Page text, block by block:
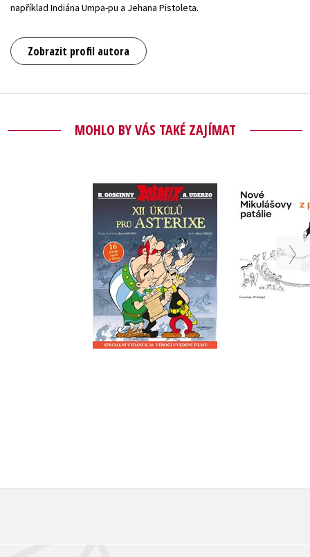
například Indiána Umpa-pu a Jehana Pistoleta.
Zobrazit profil autora
MOHLO BY VÁS TAKÉ ZAJÍMAT
Asterix - XII úkolů
pro Asterixe -
Speciální edice
René Goscinny
Do košíku
Nové
patálie:
René